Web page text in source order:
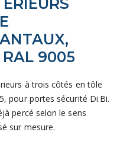
RAL 9005
à trois côtés en tôle
pour portes sécurité Di.Bi.
percé selon le sens
sur mesure.